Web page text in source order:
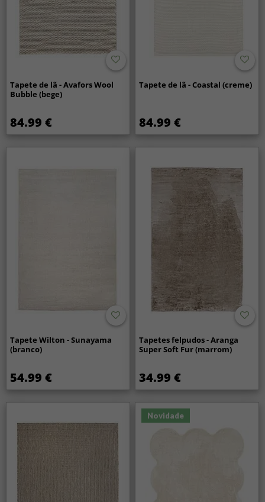
Tapete de lã - Avafors Wool
Bubble (bege)
84.99 €
Tapete de lã - Coastal (creme)
84.99 €
Tapete Wilton - Sunayama
(branco)
54.99 €
Tapetes felpudos - Aranga
Super Soft Fur (marrom)
34.99 €
Novidade